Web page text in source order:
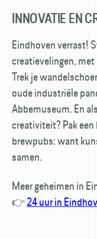
INNOVATIE EN
Eindhoven verrast!
creatievelingen,
Trek je
oude industriële
Abbemuseum. En
creativiteit? Pak een
brewpubs: want
samen.
Meer geheimen in
👉24 uur in